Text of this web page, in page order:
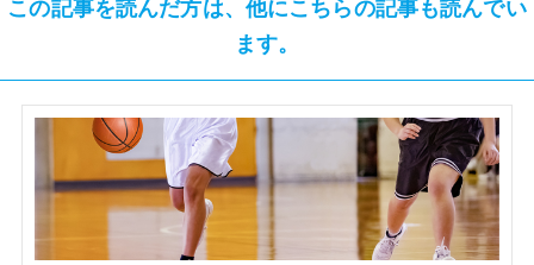
この記事を読んだ方は、他にこちらの記事も読んでい
ます。